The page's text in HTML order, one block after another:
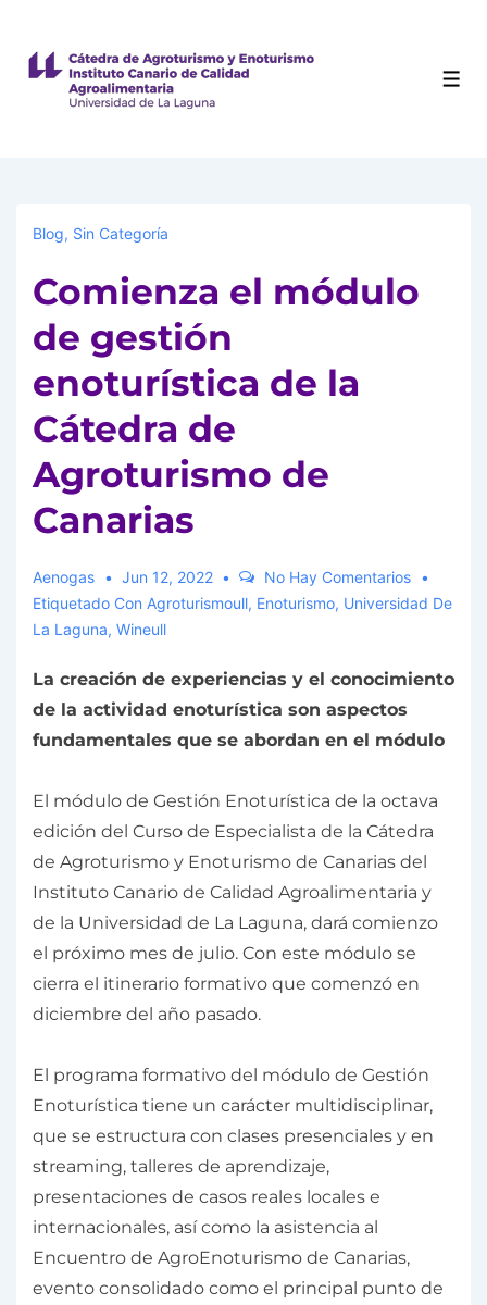
Blog, Sin Categoría
Comienza el módulo
de gestión
enoturística de la
Cátedra de
Agroturismo de
Canarias
Aenogas Jun 12, 2022
No Hay Comentarios
Etiquetado Con Agroturismoull, Enoturismo, Universidad De
La Laguna, Wineull
La creación de experiencias y el conocimiento
de la actividad enoturística son aspectos
fundamentales que se abordan en el módulo
El módulo de Gestión Enoturística de la octava
edición del Curso de Especialista de la Cátedra
de Agroturismo y Enoturismo de Canarias del
Instituto Canario de Calidad Agroalimentaria y
de la Universidad de La Laguna, dará comienzo
el próximo mes de julio. Con este módulo se
cierra el itinerario formativo que comenzó en
diciembre del año pasado.
El programa formativo del módulo de Gestión
Enoturística tiene un carácter multidisciplinar,
que se estructura con clases presenciales y en
streaming, talleres de aprendizaje,
presentaciones de casos reales locales e
internacionales, así como la asistencia al
Encuentro de AgroEnoturismo de Canarias,
evento consolidado como el principal punto de